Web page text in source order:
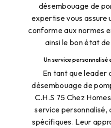
désembouage de
expertise vous assure
conforme aux normes
ainsi le bon état
Un service personnalisé
En tant que leader
désembouage de
C.H.S 75 Chez
service personnalisé,
spécifiques. Leur